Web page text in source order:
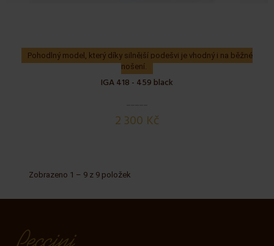
IGA 418 - 459 black
2 300 Kč
Pohodlný model, který díky silnější podešvi je vhodný i na běžné
nošení.
Zobrazeno 1 – 9 z 9 položek